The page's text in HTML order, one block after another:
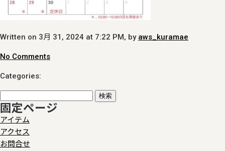
Written on 3月 31, 2024 at 7:22 PM, by aws_kuramae
No Comments
Categories:
索:
固定ページ
アイテム
アクセス
お問合せ